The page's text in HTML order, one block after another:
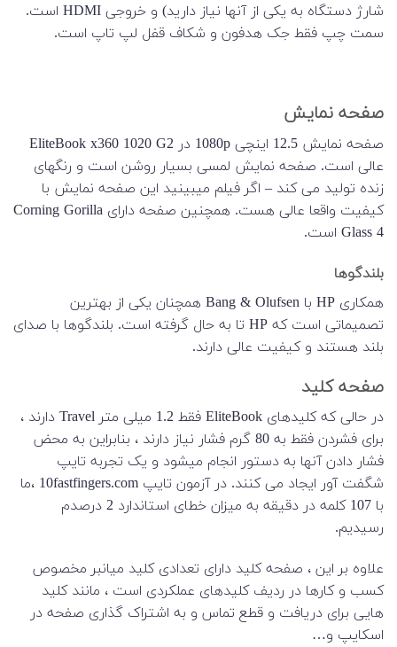
شارژ دستگاه به یکی از آنها نیاز دارید) و خروجی HDMI است.
سمت چپ فقط جک هدفون و شکاف قفل لپ تاپ است.
صفحه نمایش
صفحه نمایش 12.5 اینچی 1080p در EliteBook x360 1020 G2
عالی است. صفحه نمایش لمسی بسیار روشن است و رنگهای
زنده تولید می کند – اگر فیلم میبینید این صفحه نمایش با
کیفیت واقعا عالی هست. همچنین صفحه دارای Corning Gorilla
Glass 4 است.
بلندگوها
همکاری HP با Bang & Olufsen همچنان یکی از بهترین
تصمیماتی است که HP تا به حال گرفته است. بلندگوها با صدای
بلند هستند و کیفیت عالی دارند.
صفحه کلید
در حالی که کلیدهای EliteBook فقط 1.2 میلی متر Travel دارند ،
برای فشردن فقط به 80 گرم فشار نیاز دارند ، بنابراین به محض
فشار دادن آنها به دستور انجام میشود و یک تجربه تایپ
شگفت آور ایجاد می کنند. در آزمون تایپ 10fastfingers.com ،ما
با 107 کلمه در دقیقه به میزان خطای استاندارد 2 درصدم
رسیدیم.
علاوه بر این ، صفحه کلید دارای تعدادی کلید میانبر مخصوص
کسب و کارها در ردیف کلیدهای عملکردی است ، مانند کلید
هایی برای دریافت و قطع تماس و به اشتراک گذاری صفحه در
اسکایپ و…